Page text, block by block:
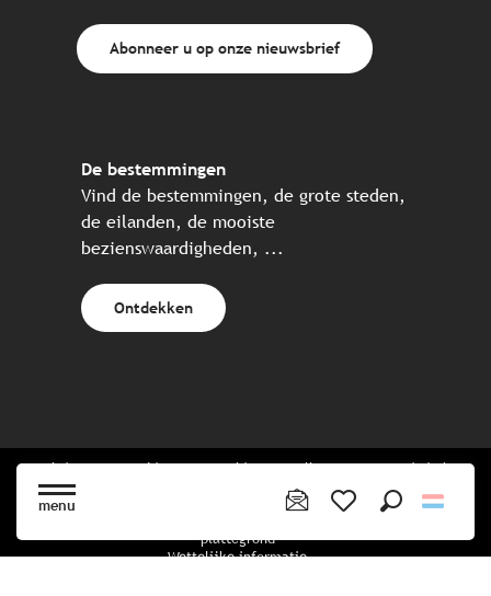
menu
Abonneer u op onze nieuwsbrief
De bestemmingen
Vind de bestemmingen, de grote steden,
de eilanden, de mooiste
bezienswaardigheden, ...
Ontdekken
Website gecreëerd in samenwerking met alle Bretonse toeristische
plattegrond
Wettelijke informatie